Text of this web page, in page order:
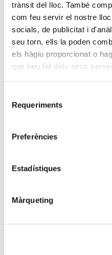
trànsit del lloc. També
com feu servir el nostre
socials, de publicitat i
seu torn, ells la poden
els hàgiu proporcionat o
que heu fet dels seus
Requeriments
Preferències
Estadístiques
Màrqueting